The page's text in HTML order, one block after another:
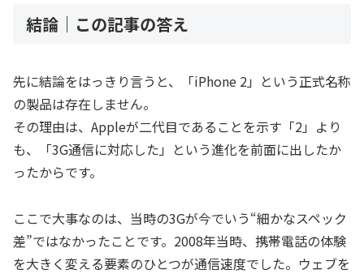
結論｜この記事の答え
先に結論をはっきり言うと、「iPhone 2」という正式名称
の製品は存在しません。
その理由は、Appleが二代目であることを示す「2」より
も、「3G通信に対応した」という進化を前面に出したか
ったからです。
ここで大事なのは、当時の3Gが今でいう“細かなスペック
差”ではなかったことです。2008年当時、携帯電話の体験
を大きく変える要素のひとつが通信速度でした。ウェブを